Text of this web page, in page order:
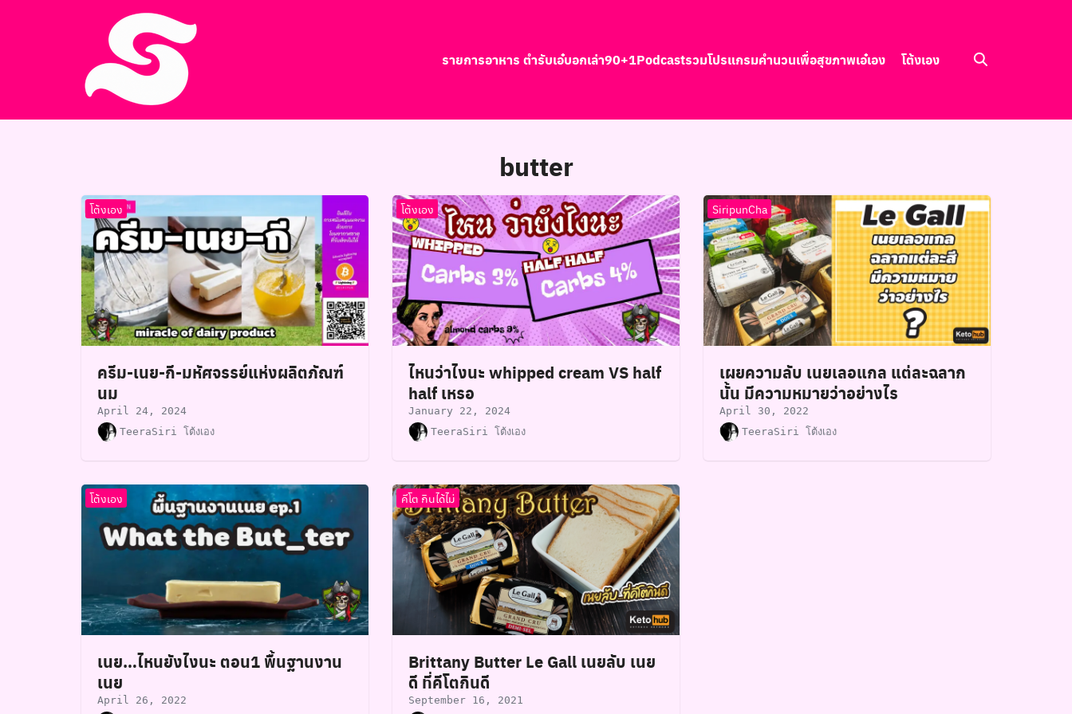
รายการอาหาร ตำรับเอ๋บอกเล่า90+1Podcastรวมโปรแกรมคำนวนเพื่อสุขภาพเอ๋เอง โต้งเอง
butter
โต้งเอง
ครีม-เนย-กี-มหัศจรรย์แห่งผลิตภัณฑ์
นม
April 24, 2024
TeeraSiri โต้งเอง
โต้งเอง
ไหนว่าไงนะ whipped cream VS half
half เหรอ
January 22, 2024
TeeraSiri โต้งเอง
SiripunCha
เผยความลับ เนยเลอแกล แต่ละฉลาก
นั้น มีความหมายว่าอย่างไร
April 30, 2022
TeeraSiri โต้งเอง
โต้งเอง
เนย…ไหนยังไงนะ ตอน1 พื้นฐานงาน
เนย
April 26, 2022
คีโต กินได้ไม่
Brittany Butter Le Gall เนยลับ เนย
ดี ที่คีโตกินดี
September 16, 2021